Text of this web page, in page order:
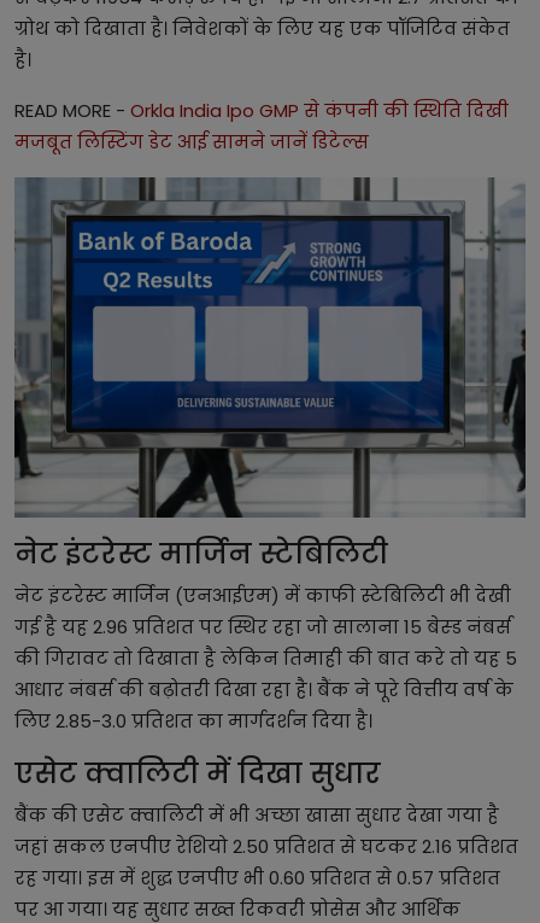
ग्रोथ को दिखाता है। निवेशकों के लिए यह एक पॉजिटिव संकेत
है।
READ MORE - Orkla India Ipo GMP से कंपनी की स्थिति दिखी
मजबूत लिस्टिंग डेट आई सामने जानें डिटेल्स
नेट इंटरेस्ट मार्जिन स्टेबिलिटी
नेट इंटरेस्ट मार्जिन (एनआईएम) में काफी स्टेबिलिटी भी देखी
गई है यह 2.96 प्रतिशत पर स्थिर रहा जो सालाना 15 बेस्ड नंबर्स
की गिरावट तो दिखाता है लेकिन तिमाही की बात करे तो यह 5
आधार नंबर्स की बढ़ोतरी दिखा रहा है। बैंक ने पूरे वित्तीय वर्ष के
लिए 2.85-3.0 प्रतिशत का मार्गदर्शन दिया है।
एसेट क्वालिटी में दिखा सुधार
बैंक की एसेट क्वालिटी में भी अच्छा खासा सुधार देखा गया है
जहां सकल एनपीए रेशियो 2.50 प्रतिशत से घटकर 2.16 प्रतिशत
रह गया। इस में शुद्ध एनपीए भी 0.60 प्रतिशत से 0.57 प्रतिशत
पर आ गया। यह सुधार सख्त रिकवरी प्रोसेस और आर्थिक